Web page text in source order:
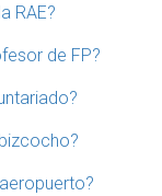
RAE?
de FP?